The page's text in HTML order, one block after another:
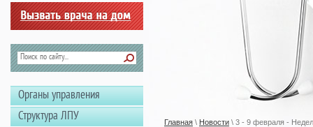
Главная \ Новости \ 3 - 9 февраля -
Органы управления
Структура ЛПУ